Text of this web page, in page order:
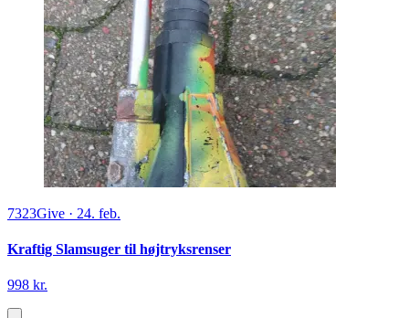
7323Give · 24. feb.
Kraftig Slamsuger til højtryksrenser
998 kr.